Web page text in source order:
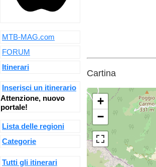
Cartina
+
−
MTB-MAG.com
FORUM
Itinerari
Inserisci un itinerario
Attenzione, nuovo
portale!
Lista delle regioni
Categorie
Tutti gli itinerari